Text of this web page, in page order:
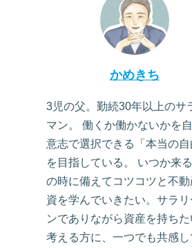
かめきち
3児の父。勤続30年以上のサ
マン。 働くか働かないかを
意志で選択できる「本当の自
を目指している。 いつか来
の時に備えてコツコツと不動
資を学んでいきたい。サラリ
ンでありながら資産を持ちた
考える方に、一つでも共感し